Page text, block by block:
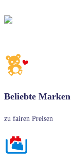
Beliebte Marken
zu fairen Preisen